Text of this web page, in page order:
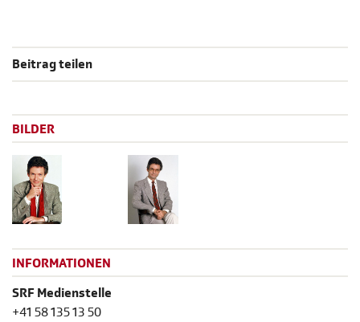
Beitrag teilen
BILDER
INFORMATIONEN
SRF Medienstelle
+41 58 135 13 50